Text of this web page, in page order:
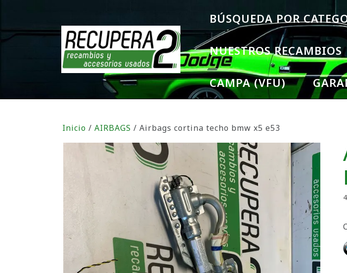
BÚSQUEDA POR
NUESTROS RECAMBIOS
CAMPA (VFU)
Inicio / AIRBAGS / Airbags cortina techo bmw x5 e53